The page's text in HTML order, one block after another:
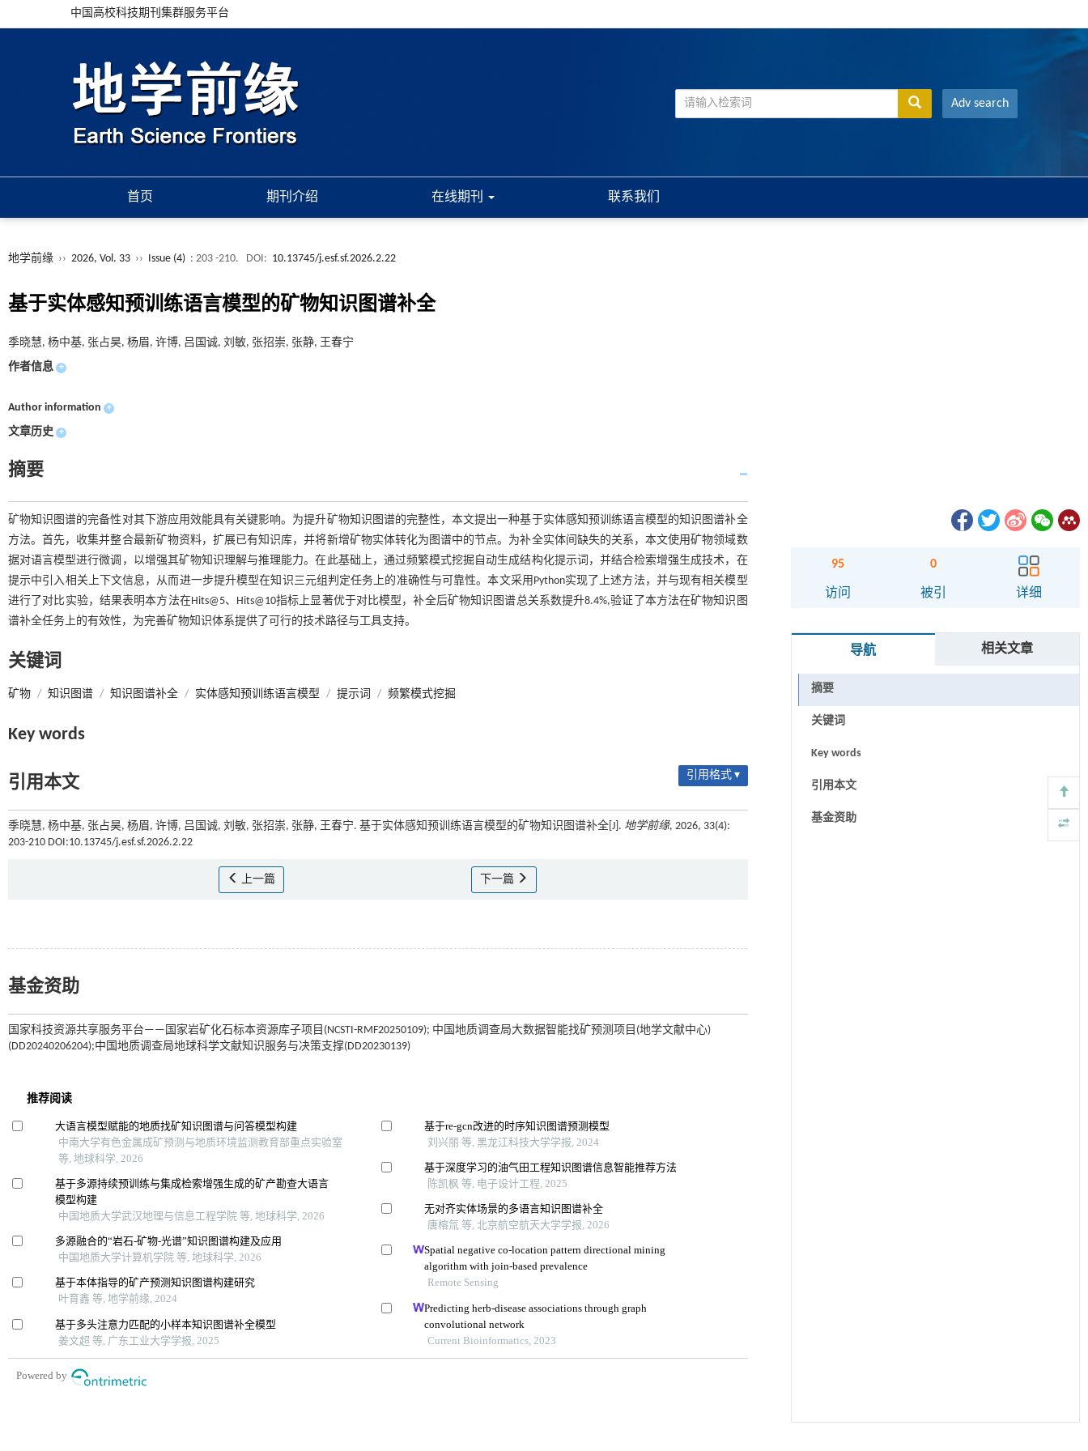
中国高校科技期刊集群服务平台
Adv search
首页 期刊介绍 在线期刊 联系我们
地学前缘 ›› 2026, Vol. 33 ›› Issue (4) : 203 -210. DOI: 10.13745/j.esf.sf.2026.2.22
基于实体感知预训练语言模型的矿物知识图谱补全
季晓慧, 杨中基, 张占昊, 杨眉, 许博, 吕国诚, 刘敏, 张招崇, 张静, 王春宁
作者信息 +
Author information +
文章历史 +
摘要
矿物知识图谱的完备性对其下游应用效能具有关键影响。为提升矿物知识图谱的完整性，本文提出一种基于实体感知预训练语言模型的知识图谱补全
方法。首先，收集并整合最新矿物资料，扩展已有知识库，并将新增矿物实体转化为图谱中的节点。为补全实体间缺失的关系，本文使用矿物领域数
据对语言模型进行微调，以增强其矿物知识理解与推理能力。在此基础上，通过频繁模式挖掘自动生成结构化提示词，并结合检索增强生成技术，在
提示中引入相关上下文信息，从而进一步提升模型在知识三元组判定任务上的准确性与可靠性。本文采用Python实现了上述方法，并与现有相关模型
进行了对比实验，结果表明本方法在Hits@5、Hits@10指标上显著优于对比模型，补全后矿物知识图谱总关系数提升8.4%,验证了本方法在矿物知识图
谱补全任务上的有效性，为完善矿物知识体系提供了可行的技术路径与工具支持。
关键词
矿物 / 知识图谱 / 知识图谱补全 / 实体感知预训练语言模型 / 提示词 / 频繁模式挖掘
Key words
引用本文 引用格式 ▾
季晓慧, 杨中基, 张占昊, 杨眉, 许博, 吕国诚, 刘敏, 张招崇, 张静, 王春宁. 基于实体感知预训练语言模型的矿物知识图谱补全[J]. 地学前缘, 2026, 33(4):
203-210 DOI:10.13745/j.esf.sf.2026.2.22
上一篇 下一篇
基金资助
国家科技资源共享服务平台——国家岩矿化石标本资源库子项目(NCSTI-RMF20250109); 中国地质调查局大数据智能找矿预测项目(地学文献中心)
(DD20240206204);中国地质调查局地球科学文献知识服务与决策支撑(DD20230139)
95
访问
0
被引 详细
导航 相关文章
摘要
关键词
Key words
引用本文
基金资助